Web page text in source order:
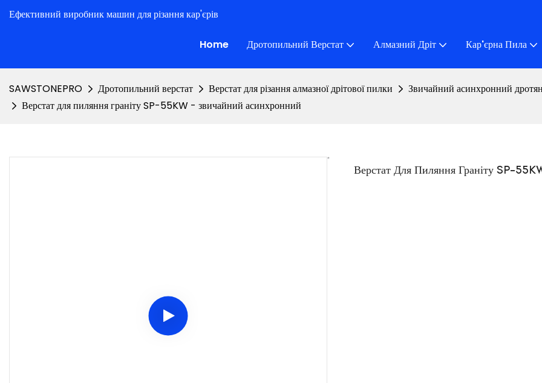
Ефективний виробник машин для різання кар'єрів
Home Дротопильний Верстат Алмазний Дріт Кар'єрна Пила
SAWSTONEPRO Дротопильний верстат Верстат для різання алмазної дрітової пилки
Звичайний асинхронний
Верстат для пиляння граніту SP-55KW - звичайний асинхронний
Верстат Для Пиляння Граніту SP-